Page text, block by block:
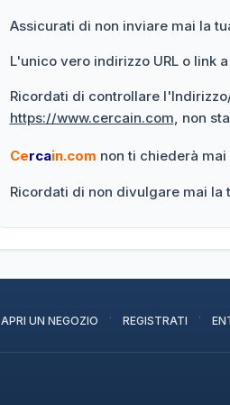
Assicurati di non inviare mai la
L'unico vero indirizzo URL o link a
Ricordati di controllare
https://www.cercain.com, non
Cercain.com non ti chiederà
Ricordati di non divulgare mai la
APRI UN NEGOZIO · REGISTRATI ·